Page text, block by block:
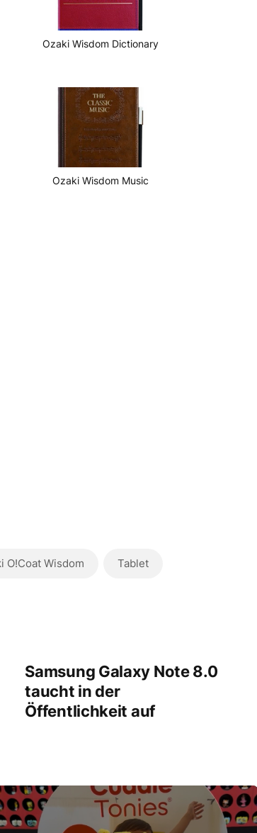
Ozaki Wisdom Dictionary
Ozaki Wisdom Music
O!Coat Wisdom Tablet
Samsung Galaxy Note 8.0
taucht in der
Öffentlichkeit auf